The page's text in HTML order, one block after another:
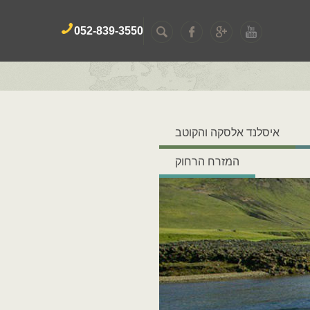
052-839-3550
איסלנד אלסקה והקוטב
המזרח הרחוק